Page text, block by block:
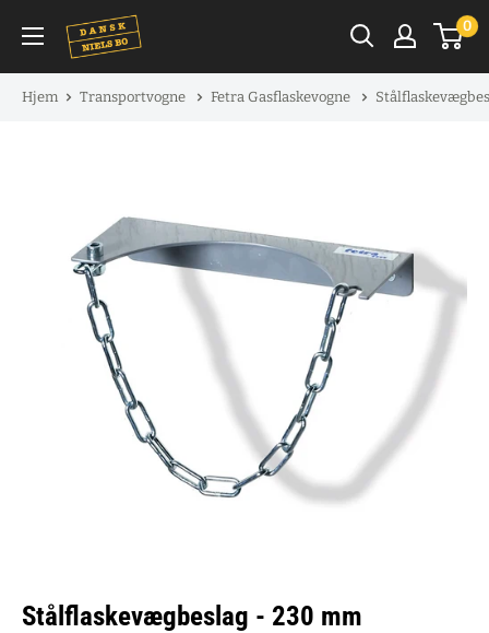
indhold
0
Hjem Transportvogne Fetra Gasflaskevogne
Stålflaskevægbeslag - 230 mm